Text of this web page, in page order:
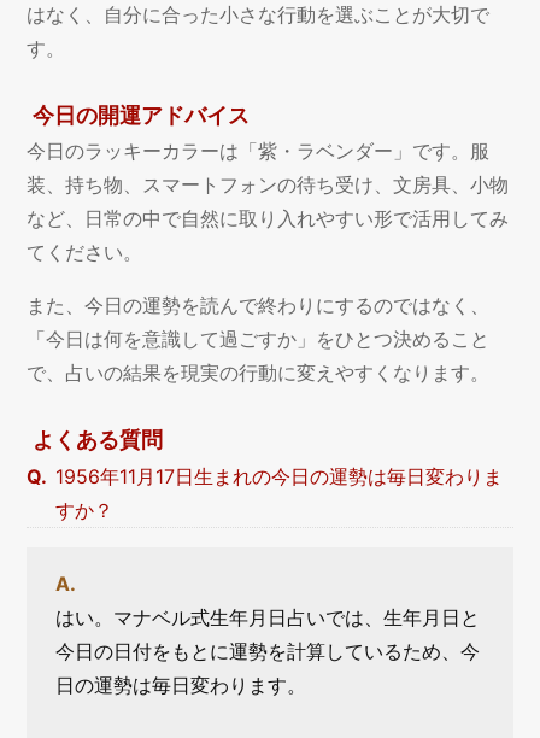
はなく、自分に合った小さな行動を選ぶことが大切で
す。
今日の開運アドバイス
今日のラッキーカラーは「紫・ラベンダー」です。服
装、持ち物、スマートフォンの待ち受け、文房具、小物
など、日常の中で自然に取り入れやすい形で活用してみ
てください。
また、今日の運勢を読んで終わりにするのではなく、
「今日は何を意識して過ごすか」をひとつ決めること
で、占いの結果を現実の行動に変えやすくなります。
よくある質問
1956年11月17日生まれの今日の運勢は毎日変わりま
すか？
はい。マナベル式生年月日占いでは、生年月日と
今日の日付をもとに運勢を計算しているため、今
日の運勢は毎日変わります。